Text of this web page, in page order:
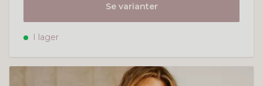
Se varianter
I lager